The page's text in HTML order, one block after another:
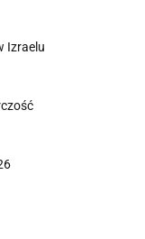
Izraelu